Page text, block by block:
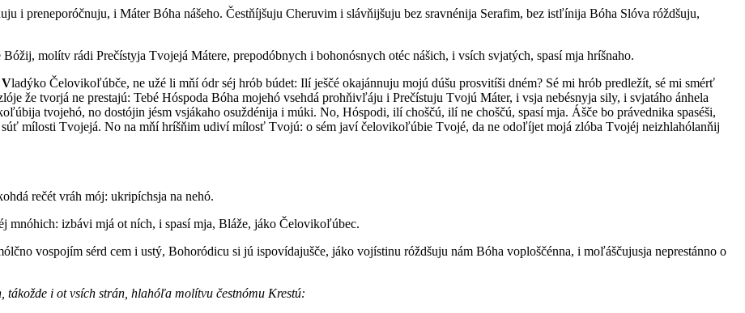
i preneporóčnuju, i Máter Bóha nášeho. Čestňíjšuju Cheruvim i slávňijšuju bez sravnénija Serafim, bez istľínija Bóha Slóva róždšuju,
Bóžij, molítv rádi Prečístyja Tvojejá Mátere, prepodóbnych i bohonósnych otéc nášich, i vsích svjatých, spasí mja hríšnaho.
Vladýko Čelovikoľúbče, ne užé li mňí ódr séj hrób búdet: Ilí ješčé okajánnuju mojú dúšu prosvitíši dném? Sé mi hrób predležít, sé mi smérť
že tvorjá ne prestajú: Tebé Hóspoda Bóha mojehó vsehdá prohňivľáju i Prečístuju Tvojú Máter, i vsja nebésnyja sily, i svjatáho ánhela
tvojehó, no dostójin jésm vsjákaho osuždénija i múki. No, Hóspodi, ilí choščú, ilí ne choščú, spasí mja. Ášče bo právednika spaséši,
mílosti Tvojejá. No na mňí hríšňim udiví mílosť Tvojú: o sém javí čelovikoľúbie Tvojé, da ne odoľíjet mojá zlóba Tvojéj neizhlahólanňij
rečét vráh mój: ukripíchsja na nehó.
mnóhich: izbávi mjá ot ních, i spasí mja, Bláže, jáko Čelovikoľúbec.
vospojím sérd cem i ustý, Bohoródicu si jú ispovídajušče, jáko vojístinu róždšuju nám Bóha voploščénna, i moľáščujusja neprestánno o
tákožde i ot vsích strán, hlahóľa molítvu čestnómu Krestú: